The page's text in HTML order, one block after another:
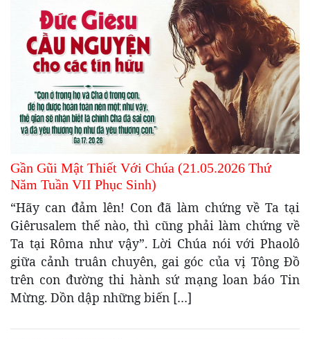
Gần Gũi Mật Thiết Với Chúa (21.05.2026 Thứ
Năm Tuần VII Phục Sinh)
“Hãy can đảm lên! Con đã làm chứng về Ta tại
Giêrusalem thế nào, thì cũng phải làm chứng về
Ta tại Rôma như vậy”. Lời Chúa nói với Phaolô
giữa cảnh truân chuyên, gai góc của vị Tông Đồ
trên con đường thi hành sứ mạng loan báo Tin
Mừng. Dồn dập những biến […]